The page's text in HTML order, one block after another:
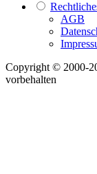
AGB
Copyright © 2000-
vorbehalten